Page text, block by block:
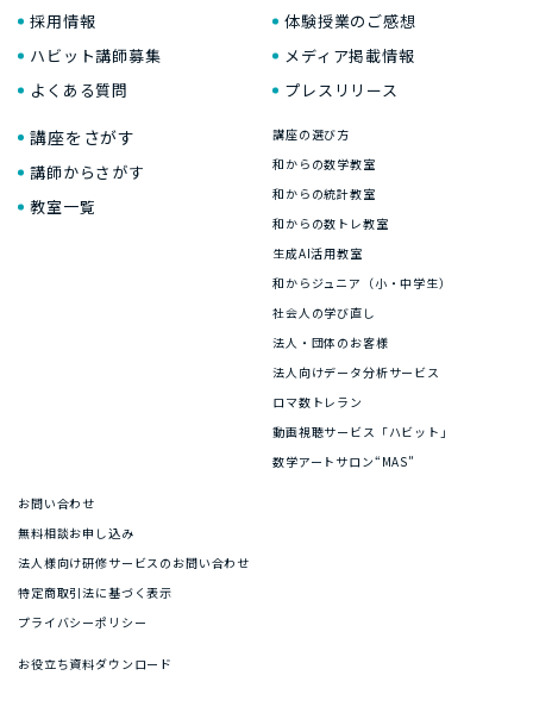
採用情報
ハビット講師募集
よくある質問
体験授業のご感想
メディア掲載情報
プレスリリース
講座をさがす
講師からさがす
教室一覧
講座の選び方
和からの数学教室
和からの統計教室
和からの数トレ教室
生成AI活用教室
和からジュニア（小・中学生）
社会人の学び直し
法人・団体のお客様
法人向けデータ分析サービス
ロマ数トレラン
動画視聴サービス「ハビット」
数学アートサロン“MAS”
お問い合わせ
無料相談お申し込み
法人様向け研修サービスのお問い合わせ
特定商取引法に基づく表示
プライバシーポリシー
お役立ち資料ダウンロード